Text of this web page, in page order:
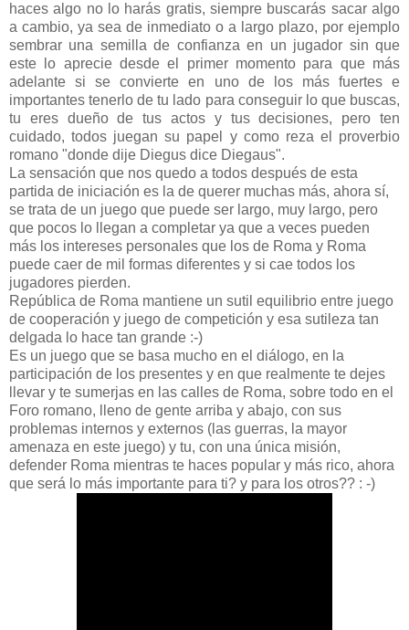
haces algo no lo harás gratis, siempre buscarás sacar algo
a cambio, ya sea de inmediato o a largo plazo, por ejemplo
sembrar una semilla de confianza en un jugador sin que
este lo aprecie desde el primer momento para que más
adelante si se convierte en uno de los más fuertes e
importantes tenerlo de tu lado para conseguir lo que buscas,
tu eres dueño de tus actos y tus decisiones, pero ten
cuidado, todos juegan su papel y como reza el proverbio
romano "donde dije Diegus dice Diegaus".
La sensación que nos quedo a todos después de esta
partida de iniciación es la de querer muchas más, ahora sí,
se trata de un juego que puede ser largo, muy largo, pero
que pocos lo llegan a completar ya que a veces pueden
más los intereses personales que los de Roma y Roma
puede caer de mil formas diferentes y si cae todos los
jugadores pierden.
República de Roma mantiene un sutil equilibrio entre juego
de cooperación y juego de competición y esa sutileza tan
delgada lo hace tan grande :-)
Es un juego que se basa mucho en el diálogo, en la
participación de los presentes y en que realmente te dejes
llevar y te sumerjas en las calles de Roma, sobre todo en el
Foro romano, lleno de gente arriba y abajo, con sus
problemas internos y externos (las guerras, la mayor
amenaza en este juego) y tu, con una única misión,
defender Roma mientras te haces popular y más rico, ahora
que será lo más importante para ti? y para los otros?? : -)